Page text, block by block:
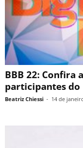
BBB 22: Confira
participantes do
Beatriz Chiessi - 14 de